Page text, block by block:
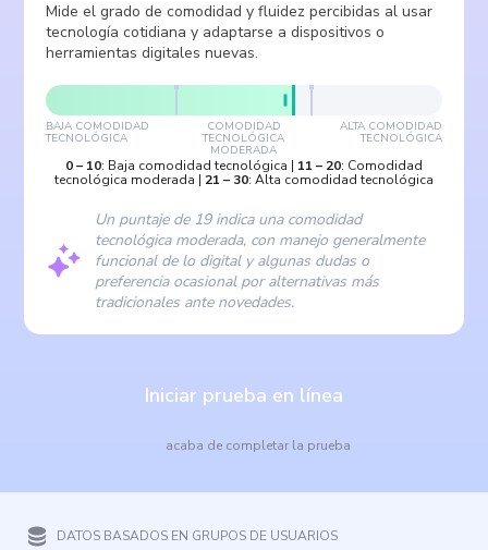
Mide el grado de comodidad y fluidez percibidas al usar
tecnología cotidiana y adaptarse a dispositivos o
herramientas digitales nuevas.
BAJA COMODIDAD
TECNOLÓGICA
COMODIDAD
TECNOLÓGICA
MODERADA
ALTA COMODIDAD
TECNOLÓGICA
0– 10: Baja comodidad tecnológica | 11 – 20: Comodidad
tecnológica moderada | 21 – 30: Alta comodidad tecnológica
Un puntaje de 19 indica una comodidad
tecnológica moderada, con manejo generalmente
funcional de lo digital y algunas dudas o
preferencia ocasional por alternativas más
tradicionales ante novedades.
Iniciar prueba en línea
acaba de completar la prueba
DATOS BASADOS EN GRUPOS DE USUARIOS